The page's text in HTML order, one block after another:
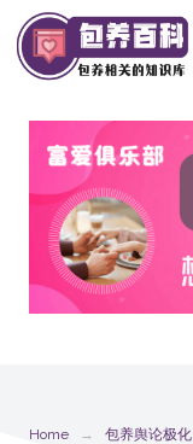
Skip
to
content
Home 包养舆论极化